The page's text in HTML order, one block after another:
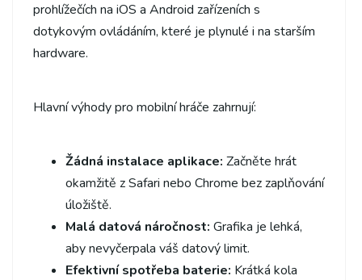
prohlížečích na iOS a Android zařízeních s
dotykovým ovládáním, které je plynulé i na starším
hardware.
Hlavní výhody pro mobilní hráče zahrnují:
Žádná instalace aplikace: Začněte hrát
okamžitě z Safari nebo Chrome bez zaplňování
úložiště.
Malá datová náročnost: Grafika je lehká,
aby nevyčerpala váš datový limit.
Efektivní spotřeba baterie: Krátká kola